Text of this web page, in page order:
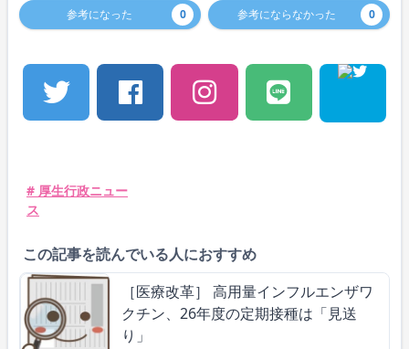
参考になった 0 参考にならなかった 0
# 厚生行政ニュー
ス
この記事を読んでいる人におすすめ
［医療改革］ 高用量インフルエンザワ
クチン、26年度の定期接種は「見送
り」